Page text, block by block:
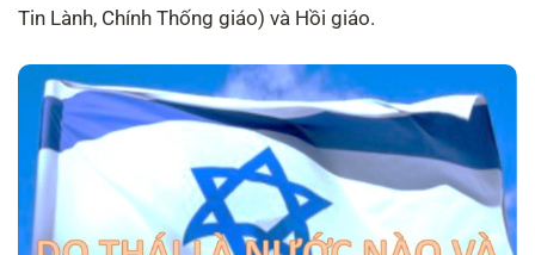
Tin Lành, Chính Thống giáo) và Hồi giáo.